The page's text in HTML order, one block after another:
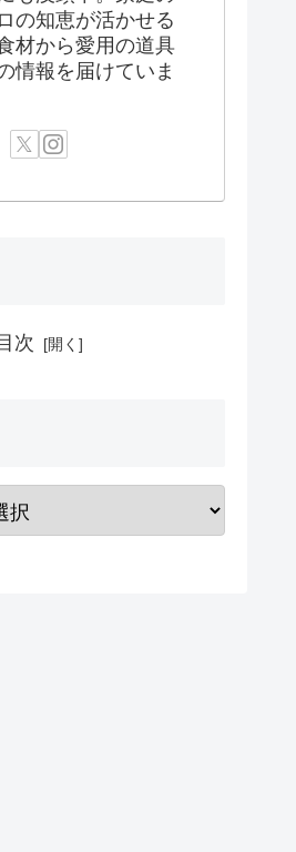
の知恵が活かせる
材から愛用の道具
情報を届けていま
次